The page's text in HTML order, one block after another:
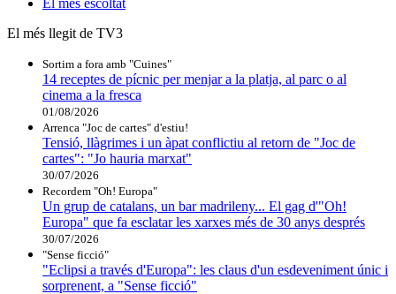
El més llegit de TV3
Sortim a fora amb "Cuines"
14 receptes de pícnic per menjar a la platja, al parc o al
cinema a la fresca
01/08/2026
Arrenca "Joc de cartes" d'estiu!
Tensió, llàgrimes i un àpat conflictiu al retorn de "Joc de
cartes": "Jo hauria marxat"
30/07/2026
Recordem "Oh! Europa"
Un grup de catalans, un bar madrileny... El gag d'"Oh!
Europa" que fa esclatar les xarxes més de 30 anys després
30/07/2026
"Sense ficció"
"Eclipsi a través d'Europa": les claus d'un esdeveniment únic i
sorprenent, a "Sense ficció"